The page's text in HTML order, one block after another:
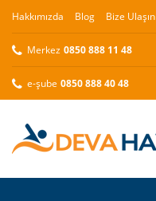
Hakkımızda Blog Bize Ulaşın
Merkez 0850 888 11 48
e-şube 0850 888 40 48